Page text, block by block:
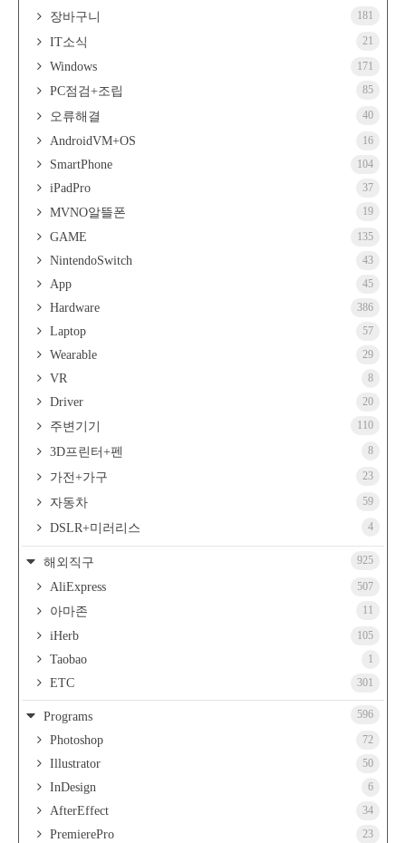
장바구니 181
IT소식 21
Windows 171
PC점검+조립 85
오류해결 40
AndroidVM+OS 16
SmartPhone 104
iPadPro 37
MVNO알뜰폰 19
GAME 135
NintendoSwitch 43
App 45
Hardware 386
Laptop 57
Wearable 29
VR 8
Driver 20
주변기기 110
3D프린터+펜 8
가전+가구 23
자동차 59
DSLR+미러리스 4
해외직구 925
AliExpress 507
아마존 11
iHerb 105
Taobao 1
ETC 301
Programs 596
Photoshop 72
Illustrator 50
InDesign 6
AfterEffect 34
PremierePro 23